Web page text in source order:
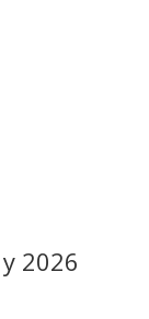
2026